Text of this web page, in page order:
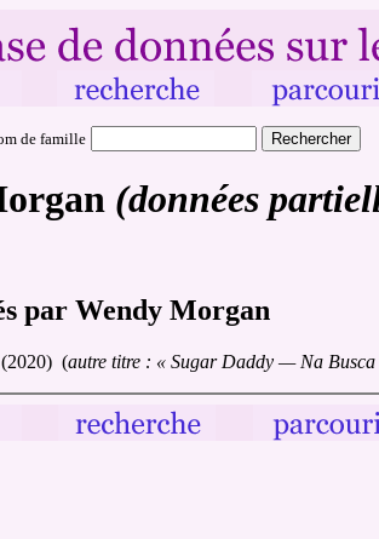
de famille
(données
par Wendy Morgan
(2020) (autre titre : « Sugar Daddy — Na